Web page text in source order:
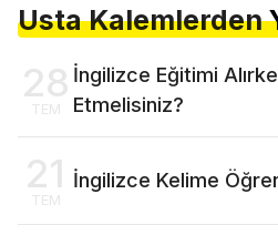
Usta Kalemlerden
28
TEM
İngilizce Eğitimi
Etmelisiniz?
21
TEM
İngilizce Kelime